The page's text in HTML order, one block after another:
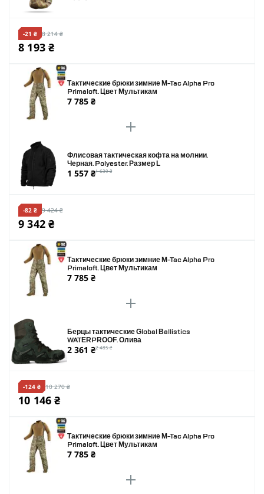
-21 ₴ 8 214 ₴
8 193 ₴
Тактические брюки зимние M-Tac Alpha Pro
Primaloft. Цвет Мультикам
7 785 ₴
Флисовая тактическая кофта на молнии.
Черная. Polyester. Размер L
1 557 ₴1 639 ₴
-82 ₴ 9 424 ₴
9 342 ₴
Тактические брюки зимние M-Tac Alpha Pro
Primaloft. Цвет Мультикам
7 785 ₴
Берцы тактические Global Ballistics
WATERPROOF. Олива
2 361 ₴2 485 ₴
-124 ₴ 10 270 ₴
10 146 ₴
Тактические брюки зимние M-Tac Alpha Pro
Primaloft. Цвет Мультикам
7 785 ₴